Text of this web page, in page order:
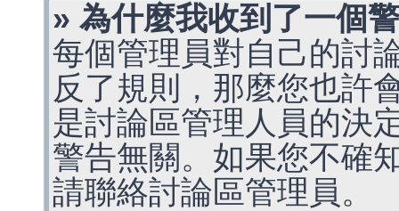
» 為什麼我收到了一個
每個管理員對自己的討
反了規則，那麼您也許
是討論區管理人員的決
警告無關。如果您不確
請聯絡討論區管理員。